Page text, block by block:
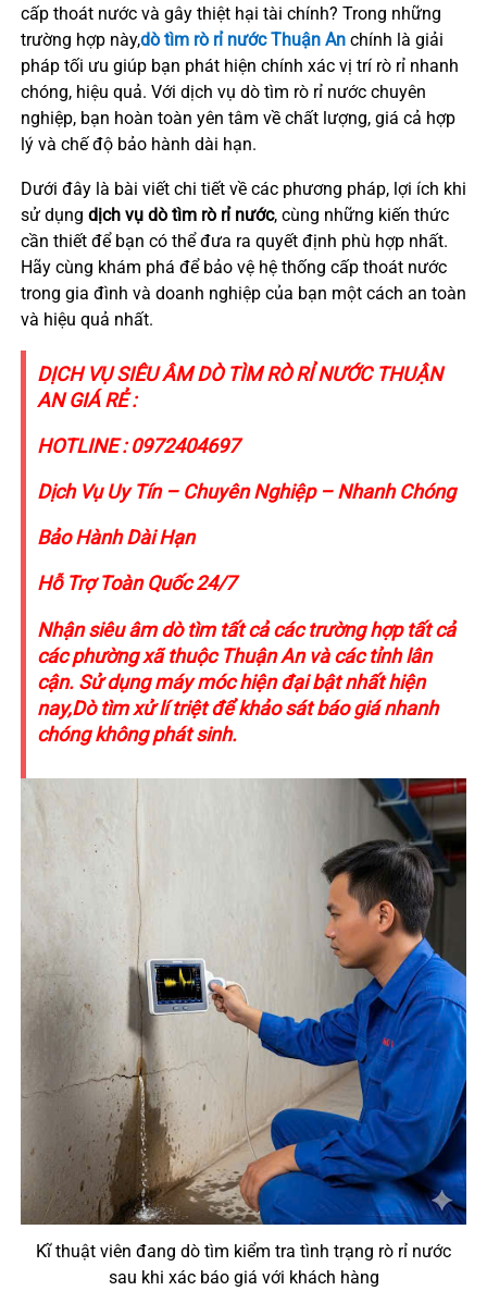
cấp thoát nước và gây thiệt hại tài chính? Trong những
trường hợp này,dò tìm rò rỉ nước Thuận Anchính là giải
pháp tối ưu giúp bạn phát hiện chính xác vị trí rò rỉ nhanh
chóng, hiệu quả. Với dịch vụ dò tìm rò rỉ nước chuyên
nghiệp, bạn hoàn toàn yên tâm về chất lượng, giá cả hợp
lý và chế độ bảo hành dài hạn.
Dưới đây là bài viết chi tiết về các phương pháp, lợi ích khi
sử dụng dịch vụ dò tìm rò rỉ nước, cùng những kiến thức
cần thiết để bạn có thể đưa ra quyết định phù hợp nhất.
Hãy cùng khám phá để bảo vệ hệ thống cấp thoát nước
trong gia đình và doanh nghiệp của bạn một cách an toàn
và hiệu quả nhất.
DỊCH VỤ SIÊU ÂM DÒ TÌM RÒ RỈ NƯỚC THUẬN
AN GIÁ RẺ :
HOTLINE : 0972404697
Dịch Vụ Uy Tín – Chuyên Nghiệp – Nhanh Chóng
Bảo Hành Dài Hạn
Hỗ Trợ Toàn Quốc 24/7
Nhận siêu âm dò tìm tất cả các trường hợp tất cả
các phường xã thuộc Thuận An và các tỉnh lân
cận. Sử dụng máy móc hiện đại bật nhất hiện
nay,Dò tìm xử lí triệt để khảo sát báo giá nhanh
chóng không phát sinh.
Kĩ thuật viên đang dò tìm kiểm tra tình trạng rò rỉ nước
sau khi xác báo giá với khách hàng